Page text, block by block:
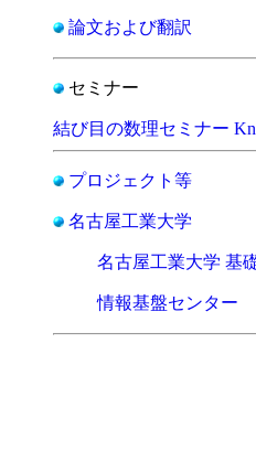
論文および翻訳
セミナー
結び目の数理セミナー
プロジェクト等
名古屋工業大学
名古屋工業大学 基
情報基盤センター